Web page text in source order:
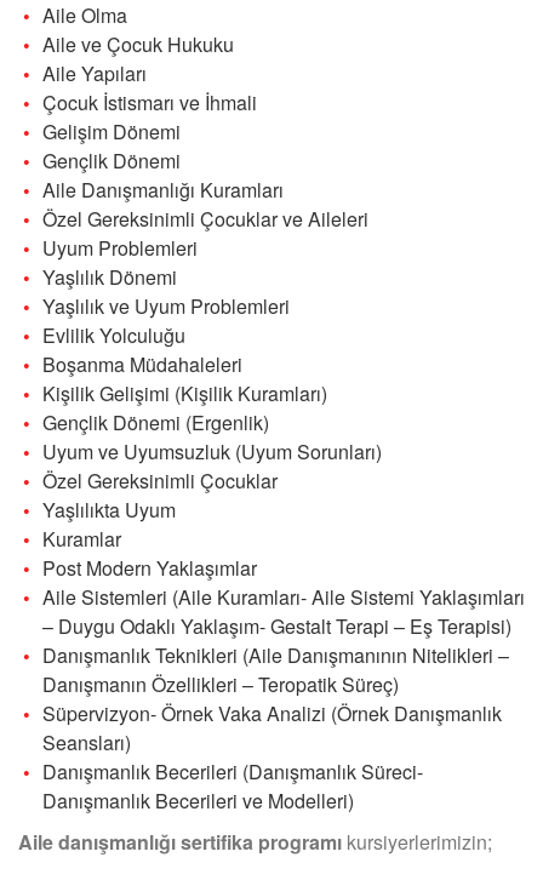
Aile Olma
Aile ve Çocuk Hukuku
Aile Yapıları
Çocuk İstismarı ve İhmali
Gelişim Dönemi
Gençlik Dönemi
Aile Danışmanlığı Kuramları
Özel Gereksinimli Çocuklar ve Aileleri
Uyum Problemleri
Yaşlılık Dönemi
Yaşlılık ve Uyum Problemleri
Evlilik Yolculuğu
Boşanma Müdahaleleri
Kişilik Gelişimi (Kişilik Kuramları)
Gençlik Dönemi (Ergenlik)
Uyum ve Uyumsuzluk (Uyum Sorunları)
Özel Gereksinimli Çocuklar
Yaşlılıkta Uyum
Kuramlar
Post Modern Yaklaşımlar
Aile Sistemleri (Aile Kuramları- Aile Sistemi Yaklaşımları
– Duygu Odaklı Yaklaşım- Gestalt Terapi – Eş Terapisi)
Danışmanlık Teknikleri (Aile Danışmanının Nitelikleri –
Danışmanın Özellikleri – Teropatik Süreç)
Süpervizyon- Örnek Vaka Analizi (Örnek Danışmanlık
Seansları)
Danışmanlık Becerileri (Danışmanlık Süreci-
Danışmanlık Becerileri ve Modelleri)
Aile danışmanlığı sertifika programı kursiyerlerimizin;